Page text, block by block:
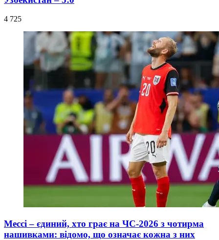
4 725
Мессі – єдиний, хто грає на ЧС-2026 з чотирма
нашивками: відомо, що означає кожна з них